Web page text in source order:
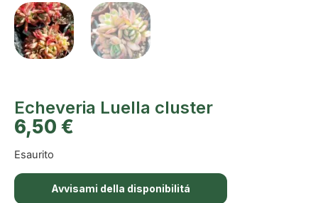
Echeveria Luella cluster
6,50 €
Esaurito
Avvisami della disponibilitá